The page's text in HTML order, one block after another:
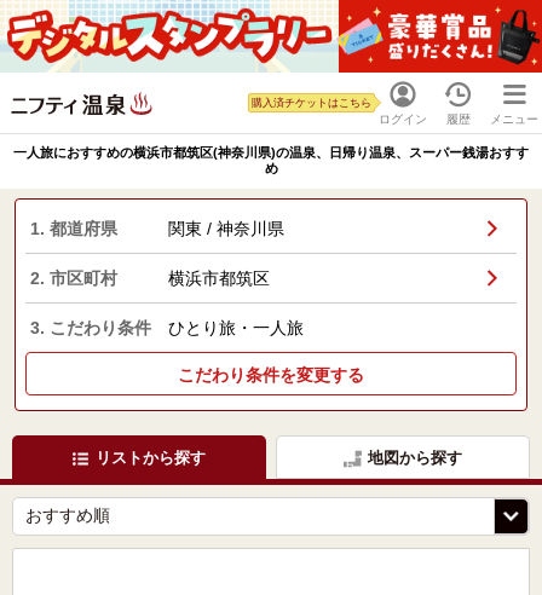
ログイン
購入済チケットはこちら
履歴 メニュー
一人旅におすすめの横浜市都筑区(神奈川県)の温泉、日帰り温泉、スーパー銭湯おすす
め
1. 都道府県 関東 / 神奈川県
2. 市区町村 横浜市都筑区
3. こだわり条件 ひとり旅・一人旅
こだわり条件を変更する
リストから探す 地図から探す